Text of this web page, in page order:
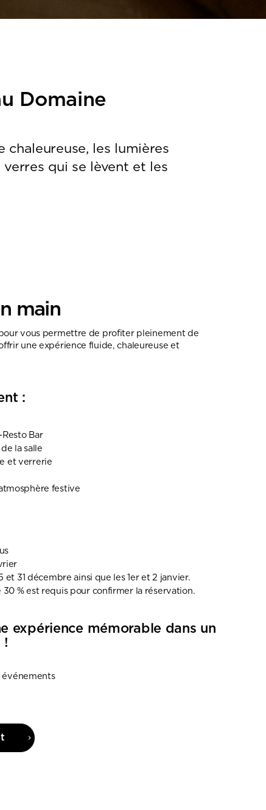
Domaine
chaleureuse, les lumières
qui se lèvent et les
main
vous permettre de profiter pleinement de
une expérience fluide, chaleureuse et
:
Bar
la salle
et verrerie
festive
et 31 décembre ainsi que les 1er et 2 janvier.
% est requis pour confirmer la réservation.
expérience mémorable dans un
!
événements